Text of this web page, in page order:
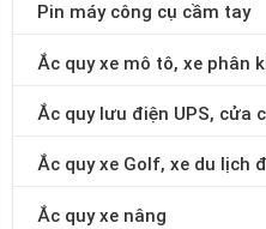
Pin máy công cụ cầm tay
Ắc quy xe mô tô, xe phân
Ắc quy lưu điện UPS, cửa
Ắc quy xe Golf, xe du lịch
Ắc quy xe nâng